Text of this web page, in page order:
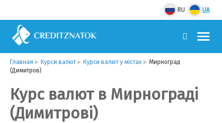
RU UA
Главная Курси валют Курси валют у містах
Мирноград
(Димитров)
Курс валют в Мирнограді
(Димитрові)